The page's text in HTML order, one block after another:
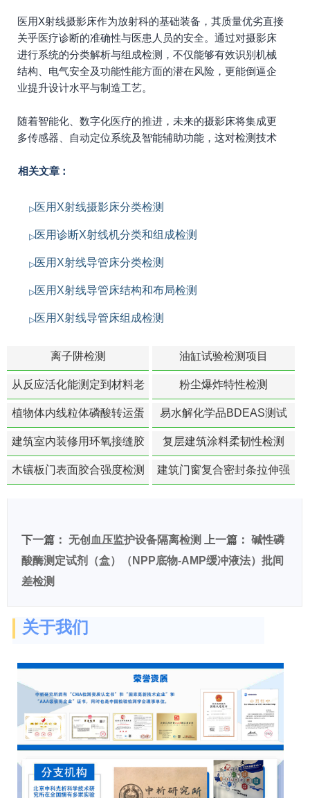
医用X射线摄影床作为放射科的基础装备，其质量优劣直接
关乎医疗诊断的准确性与医患人员的安全。通过对摄影床
进行系统的分类解析与组成检测，不仅能够有效识别机械
结构、电气安全及功能性能方面的潜在风险，更能倒逼企
业提升设计水平与制造工艺。
随着智能化、数字化医疗的推进，未来的摄影床将集成更
多传感器、自动定位系统及智能辅助功能，这对检测技术
相关文章：
医用X射线摄影床分类检测
医用诊断X射线机分类和组成检测
医用X射线导管床分类检测
医用X射线导管床结构和布局检测
医用X射线导管床组成检测
离子阱检测 油缸试验检测项目
从反应活化能测定到材料老
化寿命预测的经典模型
粉尘爆炸特性检测
植物体内线粒体磷酸转运蛋
白活性检测
易水解化学品BDEAS测试
建筑室内装修用环氧接缝胶
苯含量检测
复层建筑涂料柔韧性检测
木镶板门表面胶合强度检测
建筑门窗复合密封条拉伸强
下一篇： 无创血压监护设备隔离检测 上一篇： 碱性磷
酸酶测定试剂（盒）（NPP底物-AMP缓冲液法）批间
差检测
关于我们